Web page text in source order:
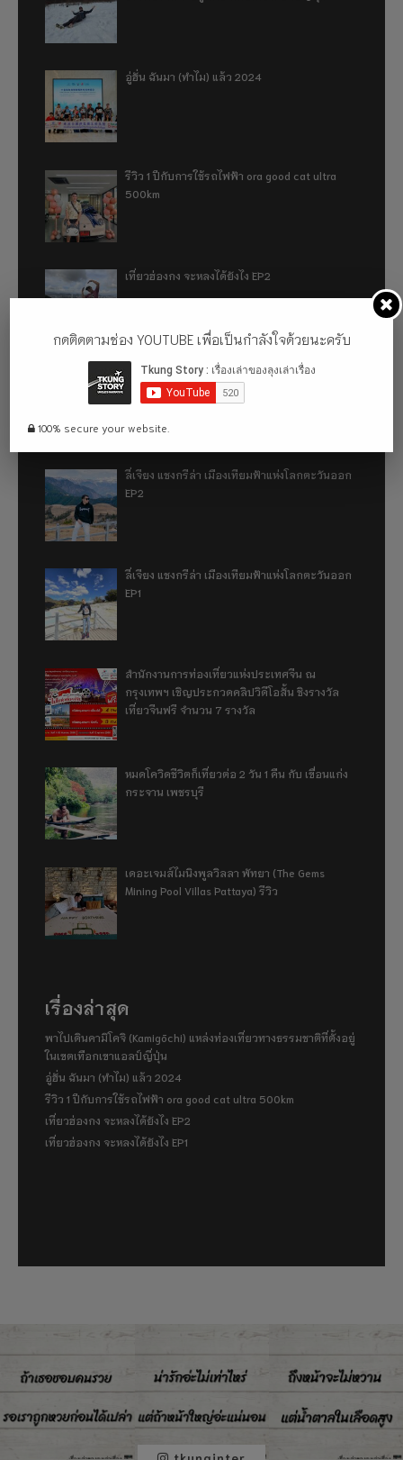
อู่ฮั่น ฉันมา (ทำไม) แล้ว 2024
รีวิว 1 ปีกับการใช้รถไฟฟ้า ora good cat ultra
500km
เที่ยวฮ่องกง จะหลงได้ยังไง EP2
เที่ยวฮ่องกง จะหลงได้ยังไง EP1
ลี่เจียง แชงกรีล่า เมืองเทียมฟ้าแห่งโลกตะวันออก
EP2
ลี่เจียง แชงกรีล่า เมืองเทียมฟ้าแห่งโลกตะวันออก
EP1
สำนักงานการท่องเที่ยวแห่งประเทศจีน ณ
กรุงเทพฯ เชิญประกวดคลิปวิดีโอสั้น ชิงรางวัล
เที่ยวจีนฟรี จำนวน 7 รางวัล
หมดโควิดชีวิตก็เที่ยวต่อ 2 วัน 1 คืน กับ เขื่อนแก่ง
กระจาน เพชรบุรี
เดอะเจมส์ไมนิงพูลวิลลา พัทยา (The Gems
Mining Pool Villas Pattaya) รีวิว
เรื่องล่าสุด
พาไปเดินคามิโคจิ (Kamigōchi) แหล่งท่องเที่ยวทางธรรมชาติที่ตั้งอยู่
ในเขตเทือกเขาแอลป์ญี่ปุ่น
อู่ฮั่น ฉันมา (ทำไม) แล้ว 2024
รีวิว 1 ปีกับการใช้รถไฟฟ้า ora good cat ultra 500km
เที่ยวฮ่องกง จะหลงได้ยังไง EP2
เที่ยวฮ่องกง จะหลงได้ยังไง EP1
กดติดตามช่อง YOUTUBE เพื่อเป็นกำลังใจด้วยนะครับ
100% secure your website.